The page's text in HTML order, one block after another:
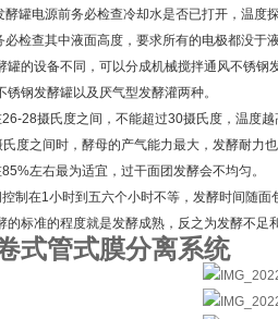
电源前务必检查冷却水是否已打开，温度探
查其中液面高度，要求所有的电极都没于液
的设备不同，可以分成机械搅拌通风不锈钢
锈钢发酵罐以及厌气型发酵灌两种。
28摄氏度之间，不能超过30摄氏度，温度越
度之间时，酵母的产气能力最大，发酵耐力
左右最为适宜，过干面团发酵会不均匀。
在1小时到五六个小时不等，发酵时间随面
的标准的程度就是发酵成熟，反之为发酵不足
式管式膜分离系统